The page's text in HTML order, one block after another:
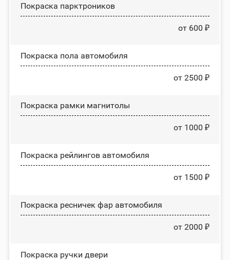
Покраска парктроников
от 600 ₽
Покраска пола автомобиля
от 2500 ₽
Покраска рамки магнитолы
от 1000 ₽
Покраска рейлингов автомобиля
от 1500 ₽
Покраска ресничек фар автомобиля
от 2000 ₽
Покраска ручки двери